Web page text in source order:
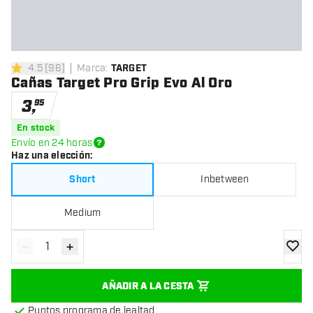
4.5 estrellas de puntuación
4.5[96] Marca: TARGET
Cañas Target Pro Grip Evo Al Oro
3,95
En stock
Envío en 24 horas
Haz una elección:
Short
Inbetween
Medium
Disminuir cantidad
- Aumentar cantidad
+
AÑADIR A LA CESTA
Puntos programa de lealtad